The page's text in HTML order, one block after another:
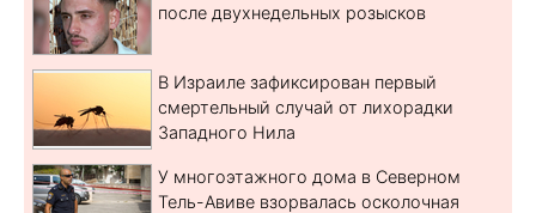
после двухнедельных розысков
В Израиле зафиксирован первый
смертельный случай от лихорадки
Западного Нила
У многоэтажного дома в Северном
Тель-Авиве взорвалась осколочная